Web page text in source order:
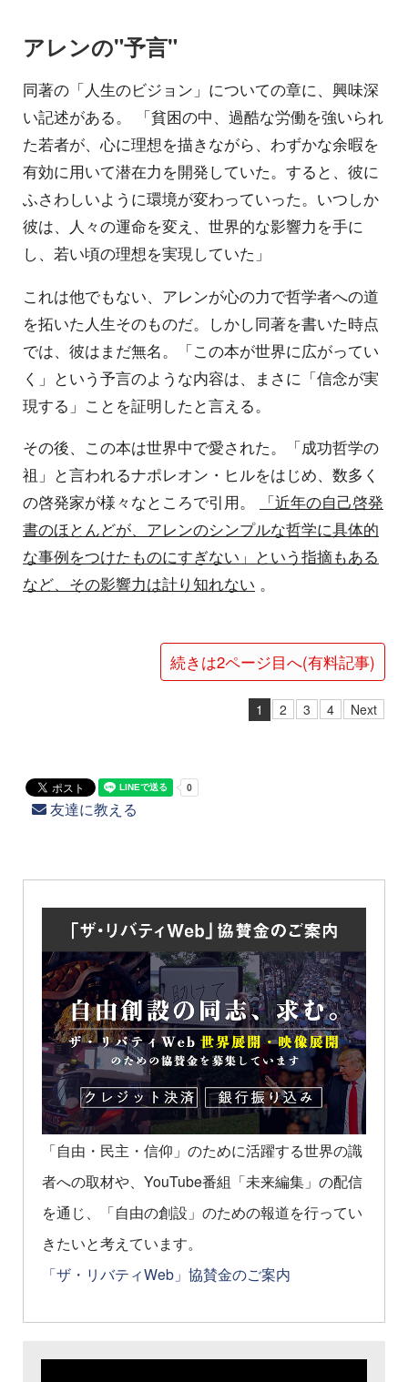
アレンの"予言"
同著の「人生のビジョン」についての章に、興味深
い記述がある。 「貧困の中、過酷な労働を強いられ
た若者が、心に理想を描きながら、わずかな余暇を
有効に用いて潜在力を開発していた。すると、彼に
ふさわしいように環境が変わっていった。いつしか
彼は、人々の運命を変え、世界的な影響力を手に
し、若い頃の理想を実現していた」
これは他でもない、アレンが心の力で哲学者への道
を拓いた人生そのものだ。しかし同著を書いた時点
では、彼はまだ無名。「この本が世界に広がってい
く」という予言のような内容は、まさに「信念が実
現する」ことを証明したと言える。
その後、この本は世界中で愛された。「成功哲学の
祖」と言われるナポレオン・ヒルをはじめ、数多く
の啓発家が様々なところで引用。
「近年の自己啓発
書のほとんどが、アレンのシンプルな哲学に具体的
な事例をつけたものにすぎない」という指摘もある
など、その影響力は計り知れない 。
続きは2ページ目へ(有料記事)
1 2 3 4 Next
友達に教える
「自由・民主・信仰」のために活躍する世界の識
者への取材や、YouTube番組「未来編集」の配信
を通じ、「自由の創設」のための報道を行ってい
きたいと考えています。
「ザ・リバティWeb」協賛金のご案内